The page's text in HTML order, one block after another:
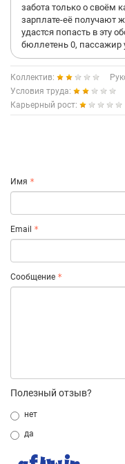
забота только о своём
зарплате-её получают
удастся попасть в эту
бюллетень 0, пассажир
Коллектив:
Условия труда:
Карьерный рост:
Имя
Email
Сообщение
Полезный отзыв?
нет
да